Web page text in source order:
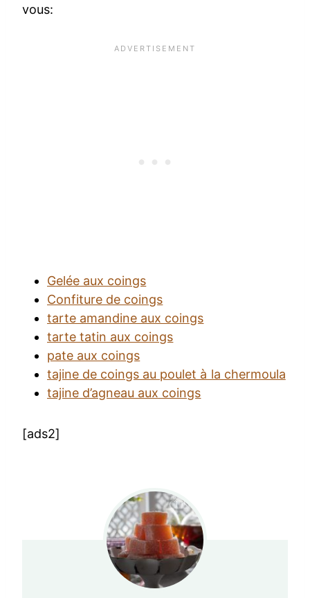
vous:
Gelée aux coings
Confiture de coings
tarte amandine aux coings
tarte tatin aux coings
pate aux coings
tajine de coings au poulet à la chermoula
tajine d’agneau aux coings
[ads2]